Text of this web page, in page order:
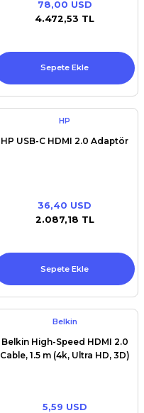
78,00 USD
4.472,53 TL
Sepete Ekle
HP
HP USB-C HDMI 2.0 Adaptör
36,40 USD
2.087,18 TL
Sepete Ekle
Belkin
Belkin High-Speed HDMI 2.0
Cable, 1.5 m (4k, Ultra HD, 3D)
5,59 USD